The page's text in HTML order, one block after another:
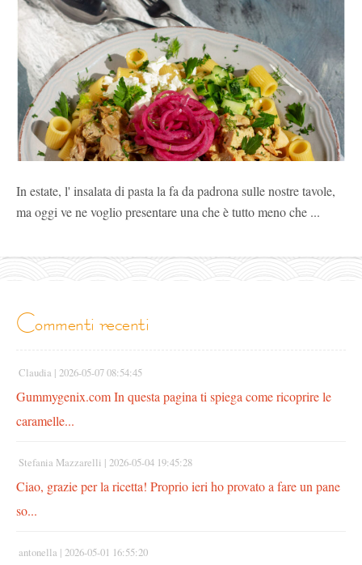
In estate, l' insalata di pasta la fa da padrona sulle nostre tavole,
ma oggi ve ne voglio presentare una che è tutto meno che ...
commenti recenti
Claudia | 2026-05-07 08:54:45
Gummygenix.com In questa pagina ti spiega come ricoprire le
caramelle...
Stefania Mazzarelli | 2026-05-04 19:45:28
Ciao, grazie per la ricetta! Proprio ieri ho provato a fare un pane
so...
antonella | 2026-05-01 16:55:20